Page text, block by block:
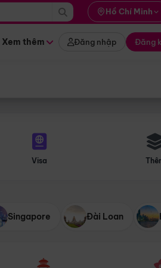
Hồ Chí Minh
Xem thêm Đăng nhập Đăng
Visa
Singapore Đài Loan